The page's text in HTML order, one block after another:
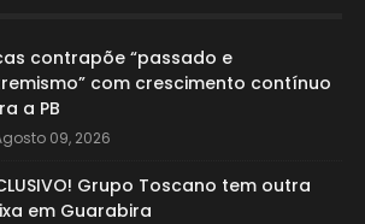
contrapõe “passado e
com crescimento contínuo
a PB
09, 2026
Grupo Toscano tem outra
em Guarabira